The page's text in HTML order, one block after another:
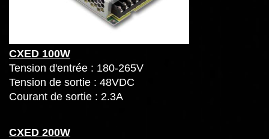
CXED 100W
Tension d'entrée : 180-265V
Tension de sortie : 48VDC
Courant de sortie : 2.3A
CXED 200W